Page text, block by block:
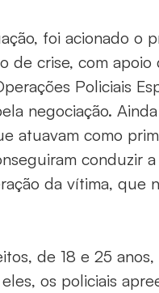
foi acionado o
de crise, com apoio
Policiais
negociação.
atuavam como
conduzir
da vítima, que
de 18 e 25 anos,
os policiais